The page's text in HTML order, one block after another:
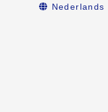
Nederlands